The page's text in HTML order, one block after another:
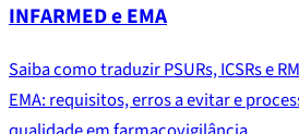
INFARMED e EMA
Saiba como traduzir PSURs, ICSRs e
EMA: requisitos, erros a evitar e